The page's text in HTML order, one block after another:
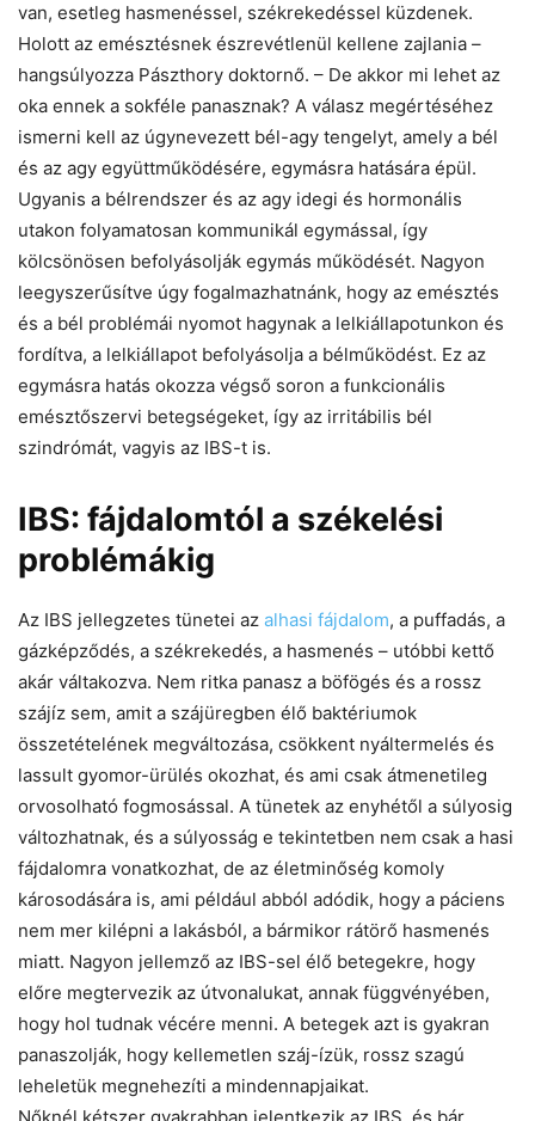
van, esetleg hasmenéssel, székrekedéssel küzdenek.
Holott az emésztésnek észrevétlenül kellene zajlania –
hangsúlyozza Pászthory doktornő. – De akkor mi lehet az
oka ennek a sokféle panasznak? A válasz megértéséhez
ismerni kell az úgynevezett bél-agy tengelyt, amely a bél
és az agy együttműködésére, egymásra hatására épül.
Ugyanis a bélrendszer és az agy idegi és hormonális
utakon folyamatosan kommunikál egymással, így
kölcsönösen befolyásolják egymás működését. Nagyon
leegyszerűsítve úgy fogalmazhatnánk, hogy az emésztés
és a bél problémái nyomot hagynak a lelkiállapotunkon és
fordítva, a lelkiállapot befolyásolja a bélműködést. Ez az
egymásra hatás okozza végső soron a funkcionális
emésztőszervi betegségeket, így az irritábilis bél
szindrómát, vagyis az IBS-t is.
IBS: fájdalomtól a székelési
problémákig
Az IBS jellegzetes tünetei az alhasi fájdalom, a puffadás, a
gázképződés, a székrekedés, a hasmenés – utóbbi kettő
akár váltakozva. Nem ritka panasz a böfögés és a rossz
szájíz sem, amit a szájüregben élő baktériumok
összetételének megváltozása, csökkent nyáltermelés és
lassult gyomor-ürülés okozhat, és ami csak átmenetileg
orvosolható fogmosással. A tünetek az enyhétől a súlyosig
változhatnak, és a súlyosság e tekintetben nem csak a hasi
fájdalomra vonatkozhat, de az életminőség komoly
károsodására is, ami például abból adódik, hogy a páciens
nem mer kilépni a lakásból, a bármikor rátörő hasmenés
miatt. Nagyon jellemző az IBS-sel élő betegekre, hogy
előre megtervezik az útvonalukat, annak függvényében,
hogy hol tudnak vécére menni. A betegek azt is gyakran
panaszolják, hogy kellemetlen száj-ízük, rossz szagú
leheletük megnehezíti a mindennapjaikat.